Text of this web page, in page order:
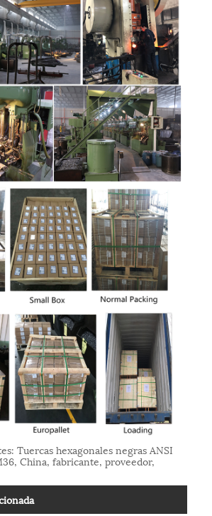
Tuercas hexagonales negras ANSI
China, fabricante, proveedor,